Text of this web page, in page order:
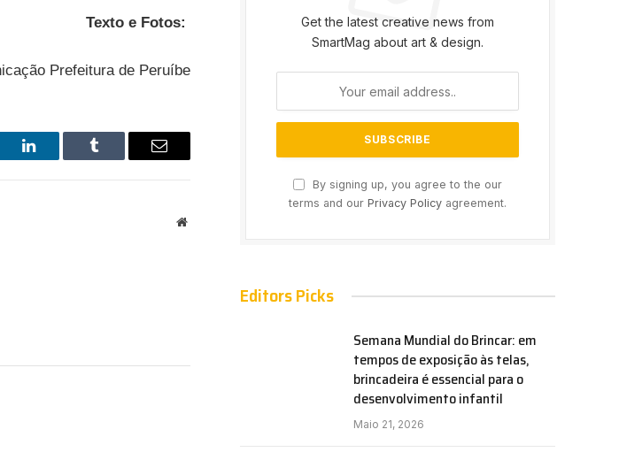
Texto e Fotos:
Prefeitura de Peruíbe
LinkedIn Tumblr Email
Website
Get the latest creative news from
SmartMag about art & design.
By signing up, you agree to the our
terms and our Privacy Policy agreement.
Editors Picks
Semana Mundial do Brincar: em
tempos de exposição às telas,
brincadeira é essencial para o
desenvolvimento infantil
Maio 21, 2026